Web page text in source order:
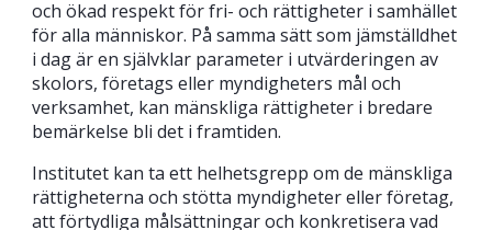
och ökad respekt för fri- och rättigheter i samhället
för alla människor. På samma sätt som jämställdhet
i dag är en självklar parameter i utvärderingen av
skolors, företags eller myndigheters mål och
verksamhet, kan mänskliga rättigheter i bredare
bemärkelse bli det i framtiden.
Institutet kan ta ett helhetsgrepp om de mänskliga
rättigheterna och stötta myndigheter eller företag,
att förtydliga målsättningar och konkretisera vad